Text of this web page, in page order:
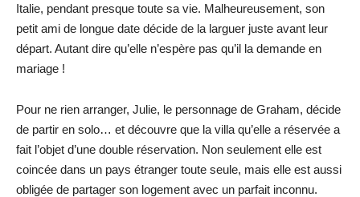
Italie, pendant presque toute sa vie. Malheureusement, son
petit ami de longue date décide de la larguer juste avant leur
départ. Autant dire qu’elle n’espère pas qu’il la demande en
mariage !
Pour ne rien arranger, Julie, le personnage de Graham, décide
de partir en solo… et découvre que la villa qu’elle a réservée a
fait l’objet d’une double réservation. Non seulement elle est
coincée dans un pays étranger toute seule, mais elle est aussi
obligée de partager son logement avec un parfait inconnu.